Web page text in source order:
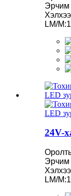
Эрчим
LM/
24V-
Эрчим
LM/